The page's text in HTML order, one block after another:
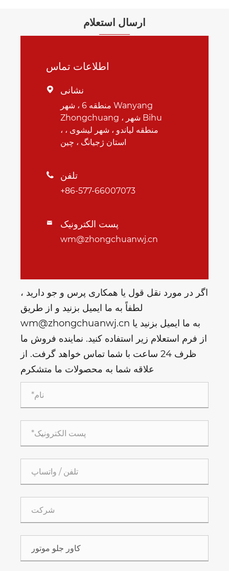
ارسال استعلام
اطلاعات تماس
 نشانی
منطقه 6 ، شهر Wanyang
Zhongchuang ، شهر Bihu
، منطقه لیاندو ، شهر لیشوی ،
استان ژجیانگ ، چین
 تلفن
+86-577-66007073
 پست الکترونیک
wm@zhongchuanwj.cn
اگر در مورد نقل قول یا همکاری پرس و جو دارید ،
لطفاً به ما ایمیل بزنید و از طریق
wm@zhongchuanwj.cn به ما ایمیل بزنید یا
از فرم استعلام زیر استفاده کنید. نماینده فروش ما
ظرف 24 ساعت با شما تماس خواهد گرفت. از
علاقه شما به محصولات ما متشکرم